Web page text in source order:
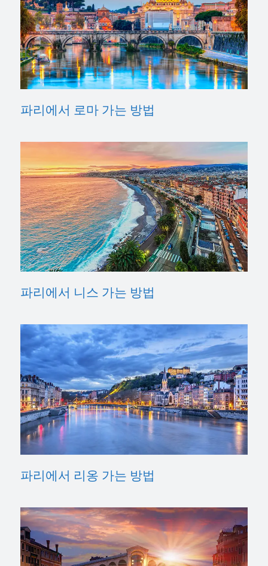
파리에서 로마 가는 방법
파리에서 니스 가는 방법
파리에서 리옹 가는 방법